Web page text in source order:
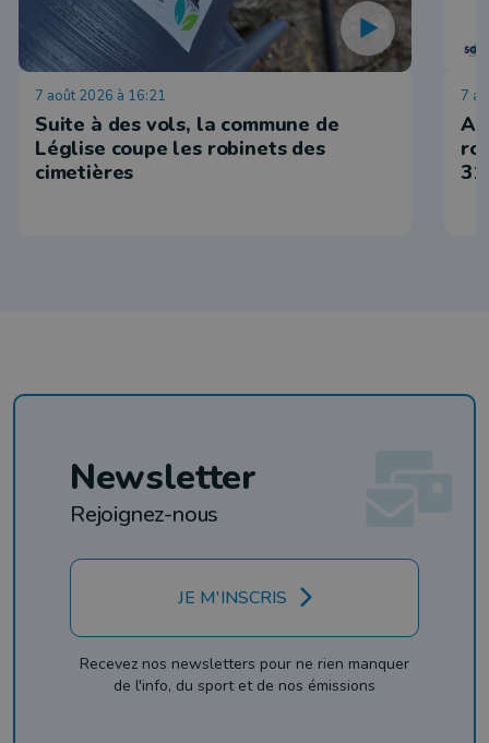
7 août 2026 à 16:21
Suite à des vols, la commune de
Léglise coupe les robinets des
cimetières
7
Newsletter
Rejoignez-nous
JE M'INSCRIS
Recevez nos newsletters pour ne rien manquer
de l'info, du sport et de nos émissions